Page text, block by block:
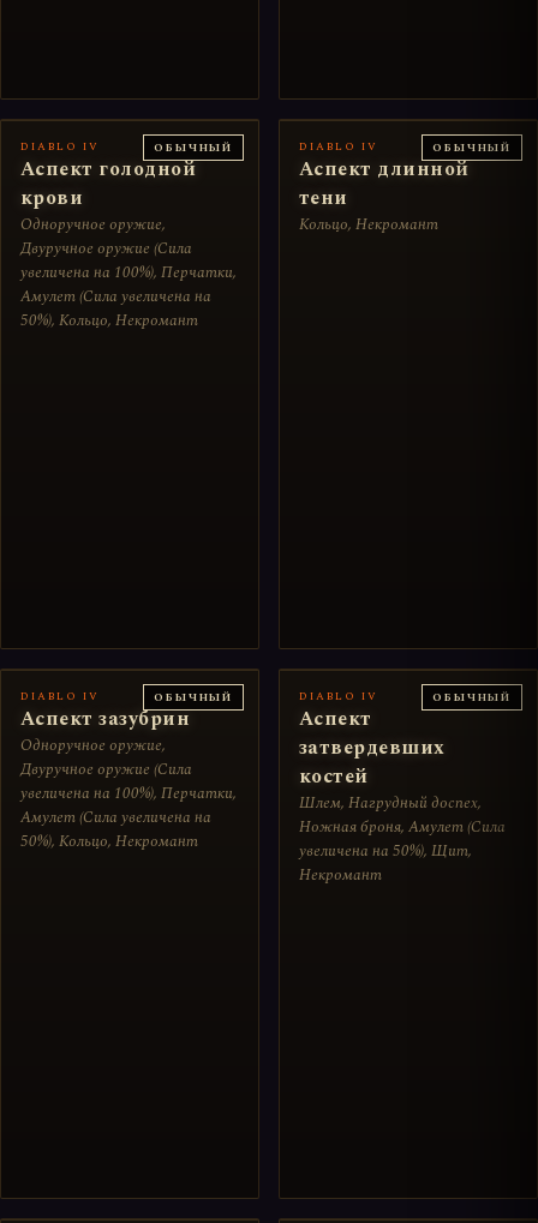
ОБЫЧНЫЙ
DIABLO IV
Аспект голодной
крови
Одноручное оружие,
Двуручное оружие (Сила
увеличена на 100%), Перчатки,
Амулет (Сила увеличена на
50%), Кольцо, Некромант
ОБЫЧНЫЙ
DIABLO IV
Аспект длинной
тени
Кольцо, Некромант
ОБЫЧНЫЙ
DIABLO IV
Аспект зазубрин
Одноручное оружие,
Двуручное оружие (Сила
увеличена на 100%), Перчатки,
Амулет (Сила увеличена на
50%), Кольцо, Некромант
ОБЫЧНЫЙ
DIABLO IV
Аспект
затвердевших
костей
Шлем, Нагрудный доспех,
Ножная броня, Амулет (Сила
увеличена на 50%), Щит,
Некромант